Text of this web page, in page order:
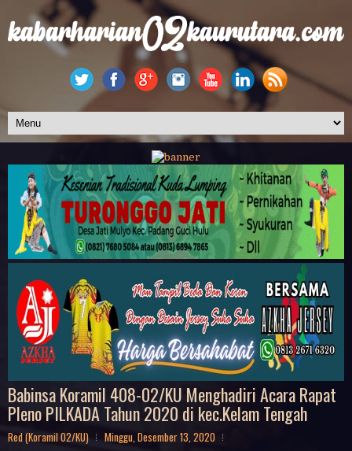
Babinsa Koramil 408-02/KU Menghadiri Acara Rapat
Pleno PILKADA Tahun 2020 di kec.Kelam Tengah
Red (Koramil 02/KU) Minggu, Desember 13, 2020